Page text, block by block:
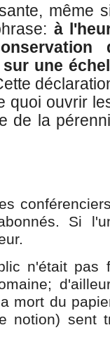
même
à
une
quoi ouvrir
de la
Si
n'était pas
mort du
notion) sent